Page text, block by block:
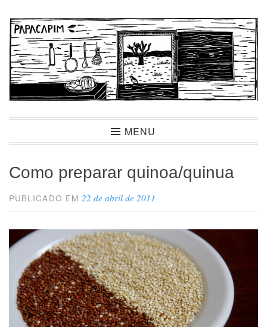
para
conteúdo
PapacapimMENU
Como preparar quinoa/quinua
PUBLICADO EM 22 de abril de 2011